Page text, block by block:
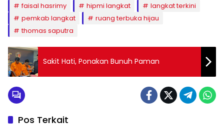
faisal hasrimy
hipmi langkat
langkat terkini
pemkab langkat
ruang terbuka hijau
thomas saputra
Sakit Hati, Ponakan Bunuh Paman
Pos Terkait